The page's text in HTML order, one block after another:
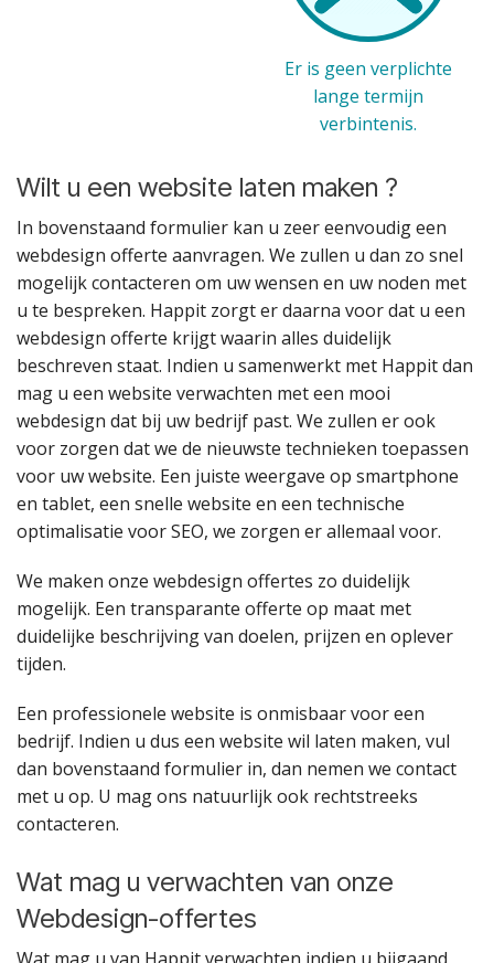
Er is geen verplichte
lange termijn
verbintenis.
Wilt u een website laten maken ?
In bovenstaand formulier kan u zeer eenvoudig een
webdesign offerte aanvragen. We zullen u dan zo snel
mogelijk contacteren om uw wensen en uw noden met
u te bespreken. Happit zorgt er daarna voor dat u een
webdesign offerte krijgt waarin alles duidelijk
beschreven staat. Indien u samenwerkt met Happit dan
mag u een website verwachten met een mooi
webdesign dat bij uw bedrijf past. We zullen er ook
voor zorgen dat we de nieuwste technieken toepassen
voor uw website. Een juiste weergave op smartphone
en tablet, een snelle website en een technische
optimalisatie voor SEO, we zorgen er allemaal voor.
We maken onze webdesign offertes zo duidelijk
mogelijk. Een transparante offerte op maat met
duidelijke beschrijving van doelen, prijzen en oplever
tijden.
Een professionele website is onmisbaar voor een
bedrijf. Indien u dus een website wil laten maken, vul
dan bovenstaand formulier in, dan nemen we contact
met u op. U mag ons natuurlijk ook rechtstreeks
contacteren.
Wat mag u verwachten van onze
Webdesign-offertes